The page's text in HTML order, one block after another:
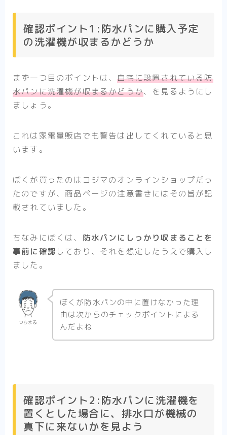
確認ポイント1:防水パンに購入予定
の洗濯機が収まるかどうか
まず一つ目のポイントは、自宅に設置されている防
水パンに洗濯機が収まるかどうか、を見るようにし
ましょう。
これは家電量販店でも警告は出してくれていると思
います。
ぼくが買ったのはコジマのオンラインショップだっ
たのですが、商品ページの注意書きにはその旨が記
載されていました。
ちなみにぼくは、 防水パンにしっかり収まることを
事前に確認 しており、それを想定したうえで購入し
ました。
つちまる
ぼくが防水パンの中に置けなかった理
由は次からのチェックポイントによる
んだよね
確認ポイント2:防水パンに洗濯機を
置くとした場合に、排水口が機械の
真下に来ないかを見よう